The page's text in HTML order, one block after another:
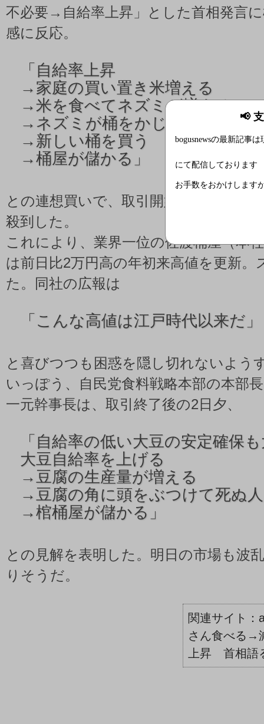
📢
bogusnewsの最新記事は
にて配信しております
お手数をおかけします
不必要→自給率上昇」とした首相発言
感に反応。
「 自給率上昇
→家庭の買い置き米増える
→米を食べてネズミが増える
→ネズミが桶をかじってダメに
→新しい桶を買う
→桶屋が儲かる」
との連想買いで、取引開始直後から主
殺到した。
これにより、業界一位の佐渡桶屋（本
は前日比2万円高の年初来高値を更新。
た。同社の広報は
「 こんな高値は江戸時代以来だ」
と喜びつつも困惑を隠し切れないよう
いっぽう、自民党食料戦略本部の本部
一元幹事長は、取引終了後の2日夕、
「 自給率の低い大豆の安定確保
大豆自給率を上げる
→豆腐の生産量が増える
→豆腐の角に頭をぶつけて死ぬ
→棺桶屋が儲かる」
との見解を表明した。明日の市場も波
りそうだ。
さん食べる→
上昇 首相語